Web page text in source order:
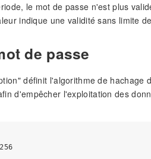
le mot de passe n'est plus
indique une validité sans limite
de passe
définit l'algorithme de
d'empêcher l'exploitation des